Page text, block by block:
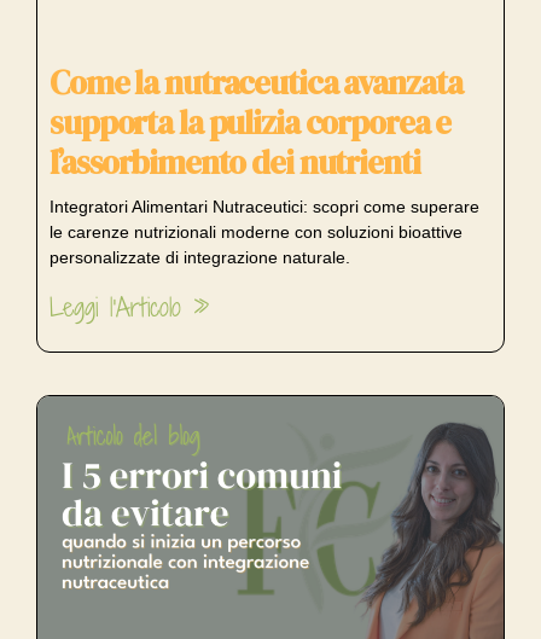
Come la nutraceutica avanzata
supporta la pulizia corporea e
l’assorbimento dei nutrienti
Integratori Alimentari Nutraceutici: scopri come superare
le carenze nutrizionali moderne con soluzioni bioattive
personalizzate di integrazione naturale.
Leggi l'Articolo »